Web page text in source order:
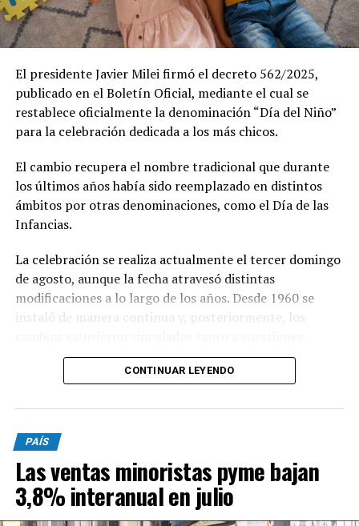
El presidente Javier Milei firmó el decreto 562/2025,
publicado en el Boletín Oficial, mediante el cual se
restablece oficialmente la denominación “Día del Niño”
para la celebración dedicada a los más chicos.
El cambio recupera el nombre tradicional que durante
los últimos años había sido reemplazado en distintos
ámbitos por otras denominaciones, como el Día de las
Infancias.
La celebración se realiza actualmente el tercer domingo
de agosto, aunque la fecha atravesó distintas
modificaciones a lo largo de los años. Desde 1960 se
instaló de manera continua y, posteriormente, los
sociales como a pedidos del sector comercial,
particularmente de la Cámara del Juguete, que buscaba
En 2011, la celebración debió trasladarse al 21 de agosto
debido a la coincidencia con las PASO previstas para el
domingo 14. Dos años más tarde, en 2013, quedó
establecido el tercer domingo de agosto como fecha fija,
CONTINUAR LEYENDO
PAÍS
Las ventas minoristas pyme bajan
3,8% interanual en julio